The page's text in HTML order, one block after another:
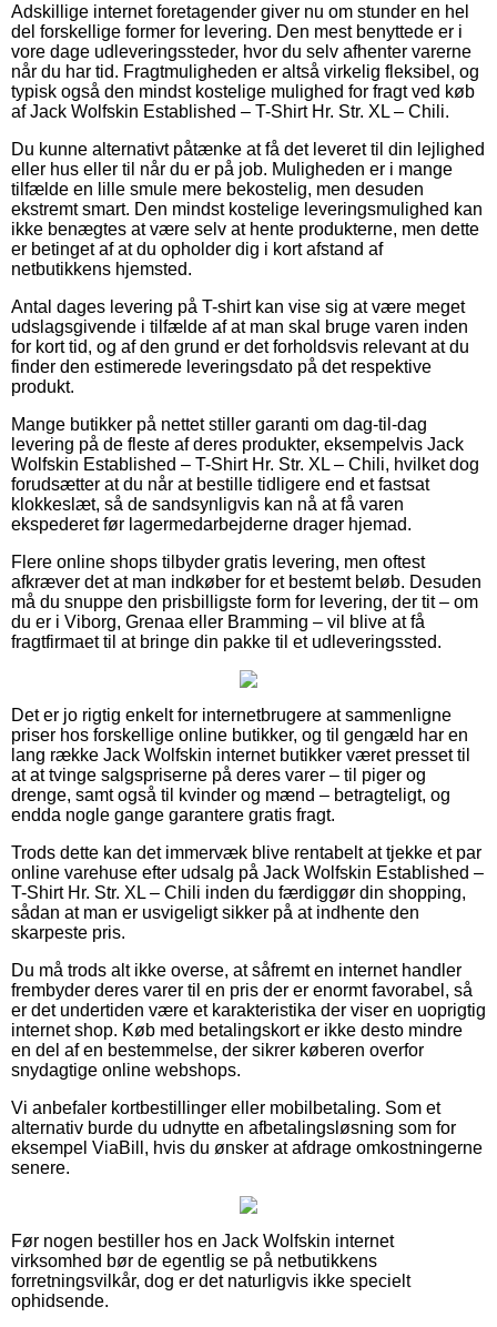
Adskillige internet foretagender giver nu om stunder en hel
del forskellige former for levering. Den mest benyttede er i
vore dage udleveringssteder, hvor du selv afhenter varerne
når du har tid. Fragtmuligheden er altså virkelig fleksibel, og
typisk også den mindst kostelige mulighed for fragt ved køb
af Jack Wolfskin Established – T-Shirt Hr. Str. XL – Chili.
Du kunne alternativt påtænke at få det leveret til din lejlighed
eller hus eller til når du er på job. Muligheden er i mange
tilfælde en lille smule mere bekostelig, men desuden
ekstremt smart. Den mindst kostelige leveringsmulighed kan
ikke benægtes at være selv at hente produkterne, men dette
er betinget af at du opholder dig i kort afstand af
netbutikkens hjemsted.
Antal dages levering på T-shirt kan vise sig at være meget
udslagsgivende i tilfælde af at man skal bruge varen inden
for kort tid, og af den grund er det forholdsvis relevant at du
finder den estimerede leveringsdato på det respektive
produkt.
Mange butikker på nettet stiller garanti om dag-til-dag
levering på de fleste af deres produkter, eksempelvis Jack
Wolfskin Established – T-Shirt Hr. Str. XL – Chili, hvilket dog
forudsætter at du når at bestille tidligere end et fastsat
klokkeslæt, så de sandsynligvis kan nå at få varen
ekspederet før lagermedarbejderne drager hjemad.
Flere online shops tilbyder gratis levering, men oftest
afkræver det at man indkøber for et bestemt beløb. Desuden
må du snuppe den prisbilligste form for levering, der tit – om
du er i Viborg, Grenaa eller Bramming – vil blive at få
fragtfirmaet til at bringe din pakke til et udleveringssted.
Det er jo rigtig enkelt for internetbrugere at sammenligne
priser hos forskellige online butikker, og til gengæld har en
lang række Jack Wolfskin internet butikker været presset til
at at tvinge salgspriserne på deres varer – til piger og
drenge, samt også til kvinder og mænd – betragteligt, og
endda nogle gange garantere gratis fragt.
Trods dette kan det immervæk blive rentabelt at tjekke et par
online varehuse efter udsalg på Jack Wolfskin Established –
T-Shirt Hr. Str. XL – Chili inden du færdiggør din shopping,
sådan at man er usvigeligt sikker på at indhente den
skarpeste pris.
Du må trods alt ikke overse, at såfremt en internet handler
frembyder deres varer til en pris der er enormt favorabel, så
er det undertiden være et karakteristika der viser en uoprigtig
internet shop. Køb med betalingskort er ikke desto mindre
en del af en bestemmelse, der sikrer køberen overfor
snydagtige online webshops.
Vi anbefaler kortbestillinger eller mobilbetaling. Som et
alternativ burde du udnytte en afbetalingsløsning som for
eksempel ViaBill, hvis du ønsker at afdrage omkostningerne
senere.
Før nogen bestiller hos en Jack Wolfskin internet
virksomhed bør de egentlig se på netbutikkens
forretningsvilkår, dog er det naturligvis ikke specielt
ophidsende.